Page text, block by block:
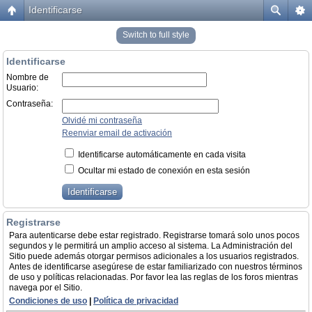
Identificarse
Switch to full style
Identificarse
Nombre de
Usuario:
Contraseña:
Olvidé mi contraseña
Reenviar email de activación
Identificarse automáticamente en cada visita
Ocultar mi estado de conexión en esta sesión
Registrarse
Para autenticarse debe estar registrado. Registrarse tomará solo unos pocos
segundos y le permitirá un amplio acceso al sistema. La Administración del
Sitio puede además otorgar permisos adicionales a los usuarios registrados.
Antes de identificarse asegúrese de estar familiarizado con nuestros términos
de uso y políticas relacionadas. Por favor lea las reglas de los foros mientras
navega por el Sitio.
Condiciones de uso
Política de privacidad